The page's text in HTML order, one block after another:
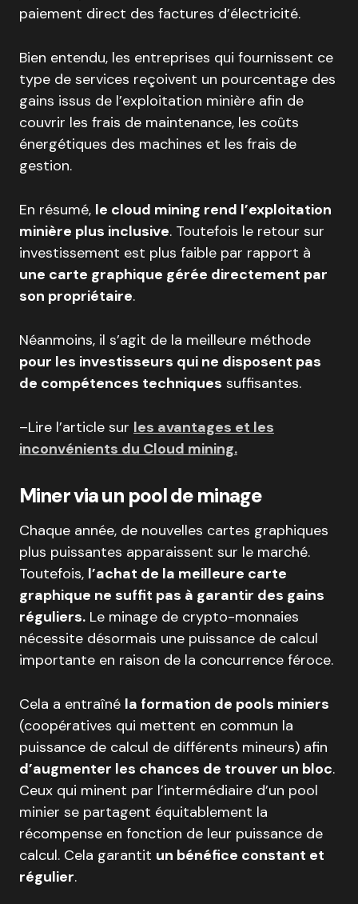
paiement direct des factures d’électricité.
Bien entendu, les entreprises qui fournissent ce
type de services reçoivent un pourcentage des
gains issus de l’exploitation minière afin de
couvrir les frais de maintenance, les coûts
énergétiques des machines et les frais de
gestion.
En résumé, le cloud mining rend l’exploitation
minière plus inclusive. Toutefois le retour sur
investissement est plus faible par rapport à
une carte graphique gérée directement par
son propriétaire.
Néanmoins, il s’agit de la meilleure méthode
pour les investisseurs qui ne disposent pas
de compétences techniques suffisantes.
–Lire l’article sur les avantages et les
inconvénients du Cloud mining.
Miner via un pool de minage
Chaque année, de nouvelles cartes graphiques
plus puissantes apparaissent sur le marché.
Toutefois, l’achat de la meilleure carte
graphique ne suffit pas à garantir des gains
réguliers. Le minage de crypto-monnaies
nécessite désormais une puissance de calcul
importante en raison de la concurrence féroce.
Cela a entraîné la formation de pools miniers
(coopératives qui mettent en commun la
puissance de calcul de différents mineurs) afin
d’augmenter les chances de trouver un bloc.
Ceux qui minent par l’intermédiaire d’un pool
minier se partagent équitablement la
récompense en fonction de leur puissance de
calcul. Cela garantit un bénéfice constant et
régulier.